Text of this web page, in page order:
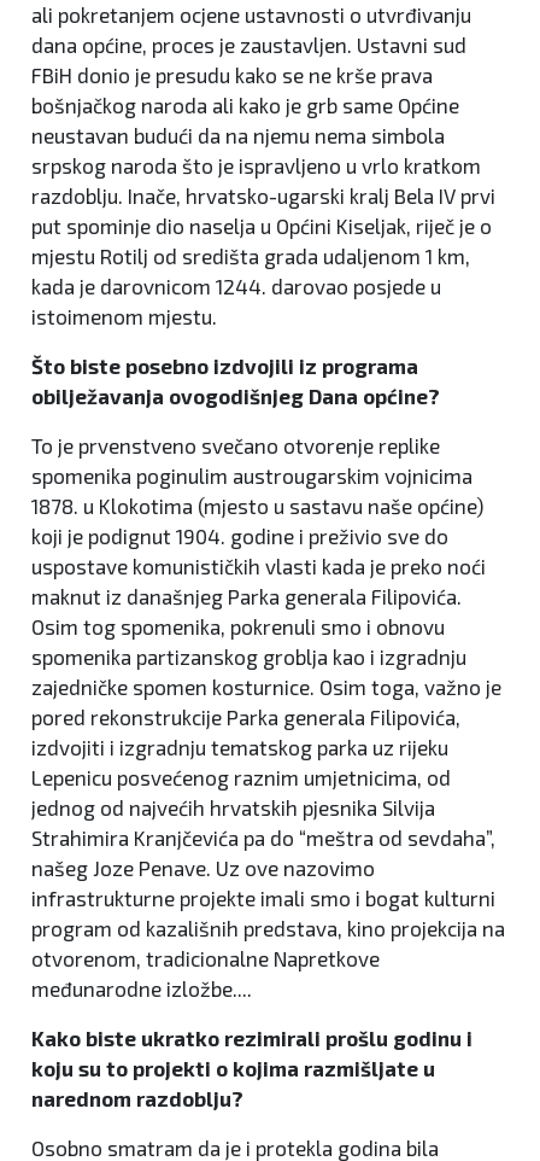
ali pokretanjem ocjene ustavnosti o utvrđivanju
dana općine, proces je zaustavljen. Ustavni sud
FBiH donio je presudu kako se ne krše prava
bošnjačkog naroda ali kako je grb same Općine
neustavan budući da na njemu nema simbola
srpskog naroda što je ispravljeno u vrlo kratkom
razdoblju. Inače, hrvatsko-ugarski kralj Bela IV prvi
put spominje dio naselja u Općini Kiseljak, riječ je o
mjestu Rotilj od središta grada udaljenom 1 km,
kada je darovnicom 1244. darovao posjede u
istoimenom mjestu.
Što biste posebno izdvojili iz programa
obilježavanja ovogodišnjeg Dana općine?
To je prvenstveno svečano otvorenje replike
spomenika poginulim austrougarskim vojnicima
1878. u Klokotima (mjesto u sastavu naše općine)
koji je podignut 1904. godine i preživio sve do
uspostave komunističkih vlasti kada je preko noći
maknut iz današnjeg Parka generala Filipovića.
Osim tog spomenika, pokrenuli smo i obnovu
spomenika partizanskog groblja kao i izgradnju
zajedničke spomen kosturnice. Osim toga, važno je
pored rekonstrukcije Parka generala Filipovića,
izdvojiti i izgradnju tematskog parka uz rijeku
Lepenicu posvećenog raznim umjetnicima, od
jednog od najvećih hrvatskih pjesnika Silvija
Strahimira Kranjčevića pa do “meštra od sevdaha”,
našeg Joze Penave. Uz ove nazovimo
infrastrukturne projekte imali smo i bogat kulturni
program od kazališnih predstava, kino projekcija na
otvorenom, tradicionalne Napretkove
međunarodne izložbe....
Kako biste ukratko rezimirali prošlu godinu i
koju su to projekti o kojima razmišljate u
narednom razdoblju?
Osobno smatram da je i protekla godina bila